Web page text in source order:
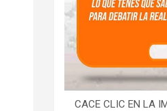
CACE CLIC EN LA